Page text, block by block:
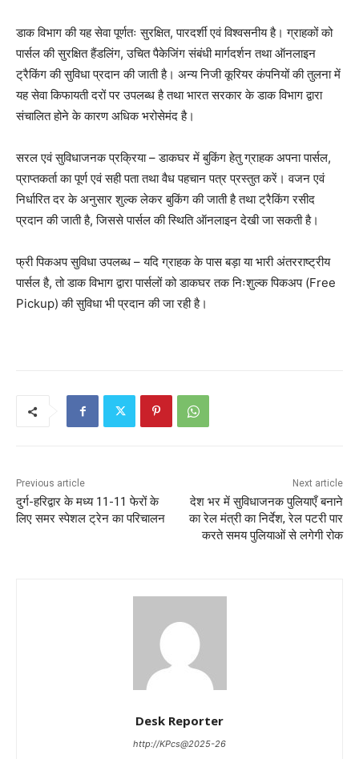
डाक विभाग की यह सेवा पूर्णतः सुरक्षित, पारदर्शी एवं विश्वसनीय है। ग्राहकों को
पार्सल की सुरक्षित हैंडलिंग, उचित पैकेजिंग संबंधी मार्गदर्शन तथा ऑनलाइन
ट्रैकिंग की सुविधा प्रदान की जाती है। अन्य निजी कूरियर कंपनियों की तुलना में
यह सेवा किफायती दरों पर उपलब्ध है तथा भारत सरकार के डाक विभाग द्वारा
संचालित होने के कारण अधिक भरोसेमंद है।
सरल एवं सुविधाजनक प्रक्रिया – डाकघर में बुकिंग हेतु ग्राहक अपना पार्सल,
प्राप्तकर्ता का पूर्ण एवं सही पता तथा वैध पहचान पत्र प्रस्तुत करें। वजन एवं
निर्धारित दर के अनुसार शुल्क लेकर बुकिंग की जाती है तथा ट्रैकिंग रसीद
प्रदान की जाती है, जिससे पार्सल की स्थिति ऑनलाइन देखी जा सकती है।
फ्री पिकअप सुविधा उपलब्ध – यदि ग्राहक के पास बड़ा या भारी अंतरराष्ट्रीय
पार्सल है, तो डाक विभाग द्वारा पार्सलों को डाकघर तक निःशुल्क पिकअप (Free
Pickup) की सुविधा भी प्रदान की जा रही है।
Previous article
दुर्ग-हरिद्वार के मध्य 11-11 फेरों के
लिए समर स्पेशल ट्रेन का परिचालन
Next article
देश भर में सुविधाजनक पुलियाएँ बनाने
का रेल मंत्री का निर्देश, रेल पटरी पार
करते समय पुलियाओं से लगेगी रोक
Desk Reporter
http://KPcs@2025-26